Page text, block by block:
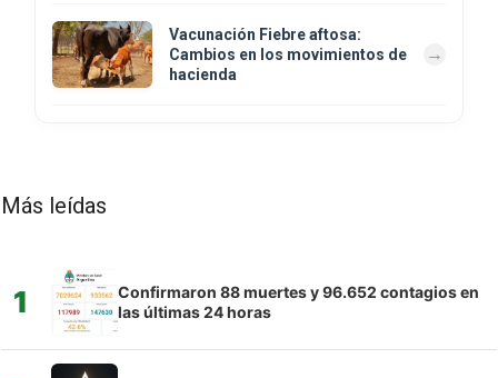
Vacunación Fiebre aftosa:
Cambios en los movimientos de
hacienda
Más leídas
1
Confirmaron 88 muertes y 96.652 contagios en
las últimas 24 horas